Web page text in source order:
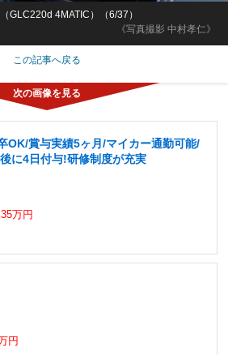
《写真撮影 中村孝仁》
GLC220d 4MATIC）（6/37）
この記事へ戻る
OK/賞与実績5ヶ月/マイカー通勤可能/
に4日付与!研修制度が充実
万円
円